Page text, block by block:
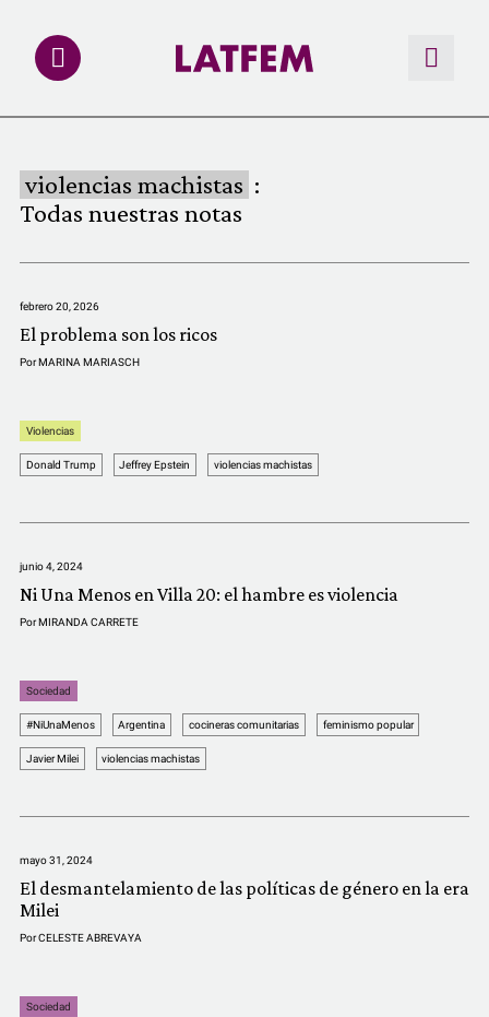
INVESTIGACIONES
MULTIMEDIA
PRODUCTOS
QUIÉNES SOMOS
violencias machistas :
Todas nuestras notas
febrero 20, 2026
El problema son los ricos
PorMARINA MARIASCH
Violencias
Donald Trump Jeffrey Epstein violencias machistas
junio 4, 2024
Ni Una Menos en Villa 20: el hambre es violencia
PorMIRANDA CARRETE
Sociedad
#NiUnaMenos Argentina cocineras comunitarias feminismo popular
Javier Milei violencias machistas
mayo 31, 2024
El desmantelamiento de las políticas de género en la era
Milei
PorCELESTE ABREVAYA
Sociedad